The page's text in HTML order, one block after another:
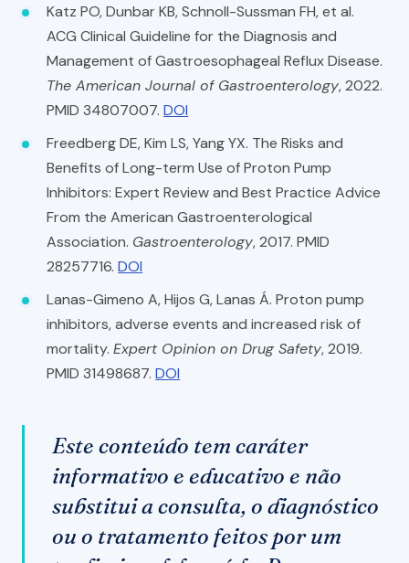
Katz PO, Dunbar KB, Schnoll-Sussman FH, et al.
ACG Clinical Guideline for the Diagnosis and
Management of Gastroesophageal Reflux Disease.
The American Journal of Gastroenterology, 2022.
PMID 34807007.DOI
Freedberg DE, Kim LS, Yang YX. The Risks and
Benefits of Long-term Use of Proton Pump
Inhibitors: Expert Review and Best Practice Advice
From the American Gastroenterological
Association. Gastroenterology, 2017. PMID
28257716.DOI
Lanas-Gimeno A, Hijos G, Lanas Á. Proton pump
inhibitors, adverse events and increased risk of
mortality.Expert Opinion on Drug Safety, 2019.
PMID 31498687.DOI
Este conteúdo tem caráter
informativo e educativo e não
substitui a consulta, o diagnóstico
ou o tratamento feitos por um